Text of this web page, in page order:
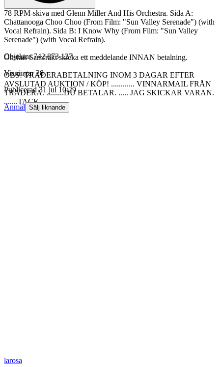
78 RPM-skiva med Glenn Miller And His Orchestra. Sida A:
Chattanooga Choo Choo (From Film: "Sun Valley Serenade") (with
Vocal Refrain). Sida B: I Know Why (From Film: "Sun Valley
Serenade") (with Vocal Refrain).
Önskas Samfrakt skicka ett meddelande INNAN betalning.
OBS! TRADERABETALNING INOM 3 DAGAR EFTER
AVSLUTAD AUKTION / KÖP! ............ VINNARMAIL FRÅN
TRADERA. .........DU BETALAR. ..... JAG SKICKAR VARAN.
.......TACK.
Objektnr 742 873 127
Visningar 28
Publicerad 31 jul 10:29
Anmäl Sälj liknande
larosa